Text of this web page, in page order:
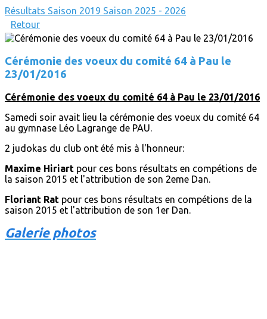
Résultats Saison 2019 Saison 2025 - 2026
Retour
Cérémonie des voeux du comité 64 à Pau le
23/01/2016
Cérémonie des voeux du comité 64 à Pau le 23/01/2016
Samedi soir avait lieu la cérémonie des voeux du comité 64
au gymnase Léo Lagrange de PAU.
2 judokas du club ont été mis à l'honneur:
Maxime Hiriart pour ces bons résultats en compétions de
la saison 2015 et l'attribution de son 2eme Dan.
Floriant Rat pour ces bons résultats en compétions de la
saison 2015 et l'attribution de son 1er Dan.
Galerie photos